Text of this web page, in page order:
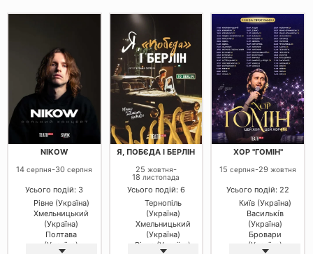
NIKOW
14серпня-30серпня
Усього подій: 3
Рівне (Україна)
Хмельницький
(Україна)
Полтава
(Україна)
Я, ПОБЄДА І БЕРЛІН
25 жовтня-
18листопада
Усього подій: 6
Тернопіль
(Україна)
Хмельницький
(Україна)
Рівне (Україна)
ХОР "ГОМІН"
15серпня-29жовтня
Усього подій: 22
Київ (Україна)
Василькíв
(Україна)
Бровари
(Україна)